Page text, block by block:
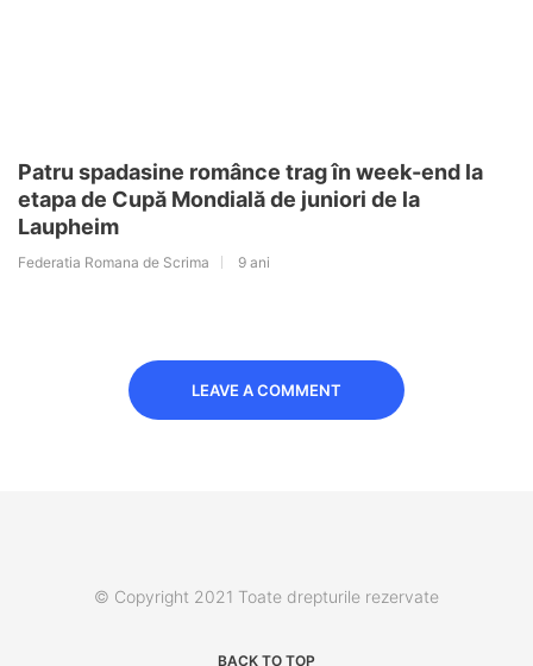
Patru spadasine românce trag în week-end la
etapa de Cupă Mondială de juniori de la
Laupheim
Federatia Romana de Scrima 9 ani
LEAVE A COMMENT
© Copyright 2021 Toate drepturile rezervate
BACK TO TOP